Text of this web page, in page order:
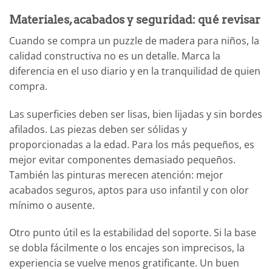
Materiales, acabados y seguridad: qué revisar
Cuando se compra un puzzle de madera para niños, la
calidad constructiva no es un detalle. Marca la
diferencia en el uso diario y en la tranquilidad de quien
compra.
Las superficies deben ser lisas, bien lijadas y sin bordes
afilados. Las piezas deben ser sólidas y
proporcionadas a la edad. Para los más pequeños, es
mejor evitar componentes demasiado pequeños.
También las pinturas merecen atención: mejor
acabados seguros, aptos para uso infantil y con olor
mínimo o ausente.
Otro punto útil es la estabilidad del soporte. Si la base
se dobla fácilmente o los encajes son imprecisos, la
experiencia se vuelve menos gratificante. Un buen